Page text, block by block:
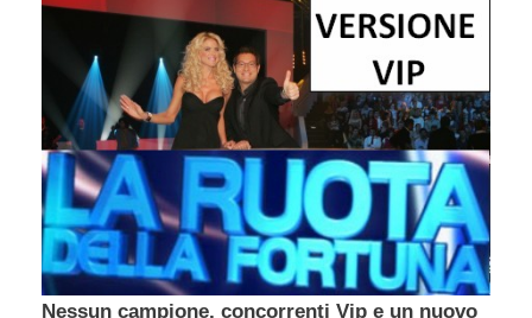
Nessun campione, concorrenti Vip e un nuovo